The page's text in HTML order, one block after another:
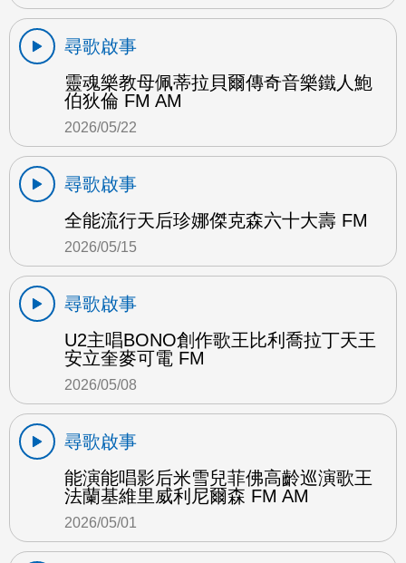
尋歌啟事
靈魂樂教母佩蒂拉貝爾傳奇音樂鐵人鮑
伯狄倫 FM AM
2026/05/22
尋歌啟事
全能流行天后珍娜傑克森六十大壽 FM
2026/05/15
尋歌啟事
U2主唱BONO創作歌王比利喬拉丁天王
安立奎麥可電 FM
2026/05/08
尋歌啟事
能演能唱影后米雪兒菲佛高齡巡演歌王
法蘭基維里威利尼爾森 FM AM
2026/05/01